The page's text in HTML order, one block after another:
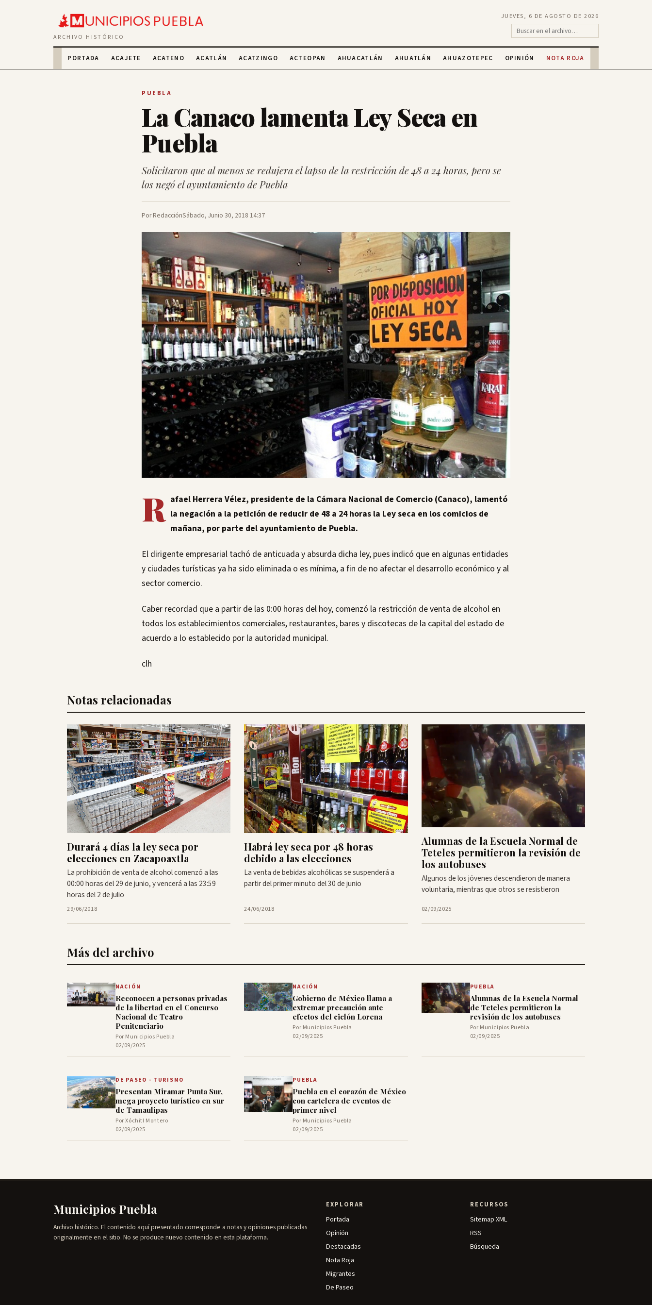
ARCHIVO HISTÓRICO
JUEVES, 6 DE AGOSTO DE 2026
PORTADA ACAJETE ACATENO ACATLÁN ACATZINGO ACTEOPAN AHUACATLÁN AHUATLÁN AHUAZOTEPEC OPINIÓN NOTA ROJA
PUEBLA
La Canaco lamenta Ley Seca en
Puebla
Solicitaron que al menos se redujera el lapso de la restricción de 48 a 24 horas, pero se
los negó el ayuntamiento de Puebla
Por RedacciónSábado, Junio 30, 2018 14:37
R afael Herrera Vélez, presidente de la Cámara Nacional de Comercio (Canaco), lamentó
la negación a la petición de reducir de 48 a 24 horas la Ley seca en los comicios de
mañana, por parte del ayuntamiento de Puebla.
El dirigente empresarial tachó de anticuada y absurda dicha ley, pues indicó que en algunas entidades
y ciudades turísticas ya ha sido eliminada o es mínima, a fin de no afectar el desarrollo económico y al
sector comercio.
Caber recordad que a partir de las 0:00 horas del hoy, comenzó la restricción de venta de alcohol en
todos los establecimientos comerciales, restaurantes, bares y discotecas de la capital del estado de
acuerdo a lo establecido por la autoridad municipal.
clh
Notas relacionadas
Durará 4 días la ley seca por
elecciones en Zacapoaxtla
La prohibición de venta de alcohol comenzó a las
00:00 horas del 29 de junio, y vencerá a las 23:59
horas del 2 de julio
29/06/2018
Habrá ley seca por 48 horas
debido a las elecciones
La venta de bebidas alcohólicas se suspenderá a
partir del primer minuto del 30 de junio
24/06/2018
Alumnas de la Escuela Normal de
Teteles permitieron la revisión de
los autobuses
Algunos de los jóvenes descendieron de manera
voluntaria, mientras que otros se resistieron
02/09/2025
Más del archivo
NACIÓN
Reconocen a personas privadas
de la libertad en el Concurso
Nacional de Teatro
Penitenciario
Por Municipios Puebla
02/09/2025
NACIÓN
Gobierno de México llama a
extremar precaución ante
efectos del ciclón Lorena
Por Municipios Puebla
02/09/2025
PUEBLA
Alumnas de la Escuela Normal
de Teteles permitieron la
revisión de los autobuses
Por Municipios Puebla
02/09/2025
DE PASEO - TURISMO
Presentan Miramar Punta Sur,
mega proyecto turístico en sur
de Tamaulipas
Por Xóchitl Montero
02/09/2025
PUEBLA
Puebla en el corazón de México
con cartelera de eventos de
primer nivel
Por Municipios Puebla
02/09/2025
Municipios Puebla
Archivo histórico. El contenido aquí presentado corresponde a notas y opiniones publicadas
originalmente en el sitio. No se produce nuevo contenido en esta plataforma.
EXPLORAR
Portada
Opinión
Destacadas
Nota Roja
Migrantes
De Paseo
RECURSOS
Sitemap XML
RSS
Búsqueda